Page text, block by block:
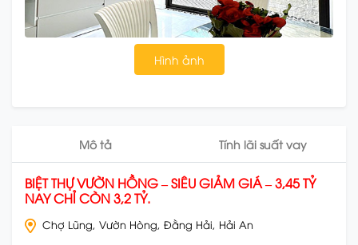
Hình ảnh
Mô tả Tính lãi suất vay
BIỆT THỰ VƯỜN HỒNG – SIÊU GIẢM GIÁ – 3,45 TỶ
NAY CHỈ CÒN 3,2 TỶ.
Chợ Lũng, Vườn Hòng, Đằng Hải, Hải An